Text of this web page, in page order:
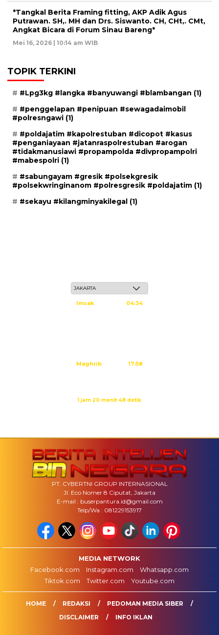
*Tangkal Berita Framing fitting, AKP Adik Agus
Putrawan. SH,. MH dan Drs. Siswanto. CH, CHt,. CMt,
Angkat Bicara di Forum Sinau Bareng*
Mei 16, 2026 | 10:14 am WIB
TOPIK TERKINI
#Lpg3kg #langka #banyuwangi #blambangan (1)
#penggelapan #penipuan #sewagadaimobil
#polresngawi (1)
#poldajatim #kapolrestuban #dicopot #kasus
#penganiayaan #jatanraspolrestuban #arogan
#tidakmanusiawi #propampolda #divpropampolri
#mabespolri (1)
#sabungayam #gresik #polsekgresik
#polsekwringinanom #polresgresik #poldajatim (1)
#sekayu #kilangminyakilegal (1)
Imsak 04:34
Maghrib 17:58
1 jam 20 menit 48 detik
PT. CYBERTNI GROUP INTERNASIONAL
Jl. Eco Nomer 8 Ciputat, Jakarta
E-mail : buserpantura.id@gmail.com
Telp/Wa : 081229153917
MEDIA NETWORK
Facebook.com
Instagram.com
Whatsapp.com
Tiktok.com
Twitter.com Youtube.com
HOME REDAKSI
PEDOMAN MEDIA SIBER
DISCLAIMER
INFO IKLAN